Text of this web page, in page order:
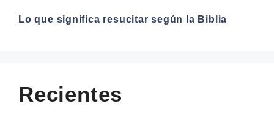
Lo que significa resucitar según la Biblia
Recientes